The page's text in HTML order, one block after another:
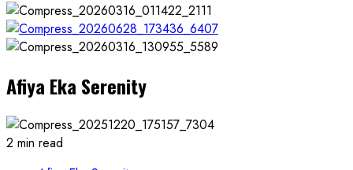
Afiya Eka Serenity
2 min read